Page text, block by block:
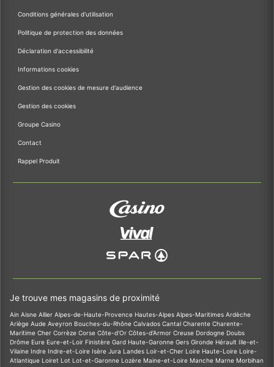
Conditions générales d'utilisation
Politique de protection des données
Déclaration d'accessibilité
Informations cookies
Gestion des cookies de mesure d'audience
Gestion des cookies
Groupe Casino
Contact
Rappel Produit
Je trouve mes magasins de proximité
Ain Aisne Allier Alpes-de-Haute-Provence Hautes-Alpes Alpes-Maritimes Ardèche
Ariège Aude Aveyron Bouches-du-Rhône Calvados Cantal Charente Charente-
Maritime Cher Corrèze Corse Côte-d'Or Côtes-d'Armor Creuse Dordogne Doubs
Drôme Eure Eure-et-Loir Finistère Gard Haute-Garonne Gers Gironde Hérault Ille-et-
Vilaine Indre Indre-et-Loire Isère Jura Landes Loir-et-Cher Loire Haute-Loire Loire-
Atlantique Loiret Lot Lot-et-Garonne Lozère Maine-et-Loire Manche Marne Morbihan